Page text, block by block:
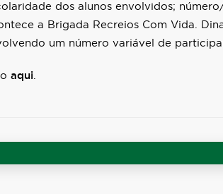
dos alunos envolvidos;
a Brigada Recreios Com Vida.
um número variável de
aqui.